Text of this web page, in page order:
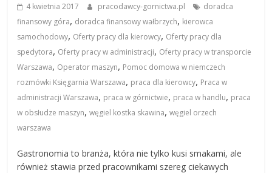
4 kwietnia 2017 pracodawcy-gornictwa.pl
doradca
finansowy góra, doradca finansowy wałbrzych, kierowca
samochodowy, Oferty pracy dla kierowcy, Oferty pracy dla
spedytora, Oferty pracy w administracji, Oferty pracy w transporcie
Warszawa, Operator maszyn, Pomoc domowa w niemczech
rozmówki Księgarnia Warszawa, praca dla kierowcy, Praca w
administracji Warszawa, praca w górnictwie, praca w handlu, praca
w obsłudze maszyn,węgiel kostka skawina,węgiel orzech
warszawa
Gastronomia to branża, która nie tylko kusi smakami, ale
również stawia przed pracownikami szereg ciekawych